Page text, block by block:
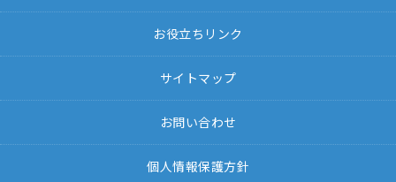
お役立ちリンク
サイトマップ
お問い合わせ
個人情報保護方針